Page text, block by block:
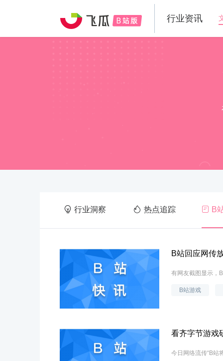
行业资讯
行业洞察 热点追踪 B
B站回应网传
有网友截图显示，
B站游戏
看齐字节游戏
今日网络流传“B站